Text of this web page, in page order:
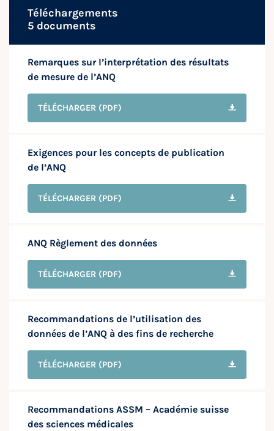
Téléchargements
5 documents
Remarques sur l’interprétation des résultats
de mesure de l’ANQ
TÉLÉCHARGER (PDF)
Exigences pour les concepts de publication
de l’ANQ
TÉLÉCHARGER (PDF)
ANQ Règlement des données
TÉLÉCHARGER (PDF)
Recommandations de l’utilisation des
données de l’ANQ à des fins de recherche
TÉLÉCHARGER (PDF)
Recommandations ASSM – Académie suisse
des sciences médicales